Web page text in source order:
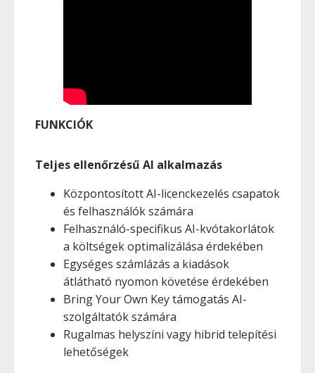
FUNKCIÓK
Teljes ellenőrzésű AI alkalmazás
Központosított AI-licenckezelés csapatok
és felhasználók számára
Felhasználó-specifikus AI-kvótakorlátok
a költségek optimalizálása érdekében
Egységes számlázás a kiadások
átlátható nyomon követése érdekében
Bring Your Own Key támogatás AI-
szolgáltatók számára
Rugalmas helyszíni vagy hibrid telepítési
lehetőségek